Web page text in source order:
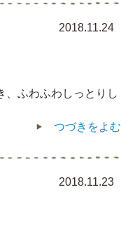
2018.11.24
ふわふわしっとりし
つづきをよむ
2018.11.23